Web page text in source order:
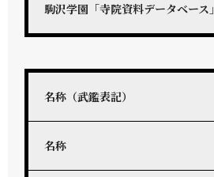
駒沢学園「寺院資料データベース」
名称（武鑑表記）
名称